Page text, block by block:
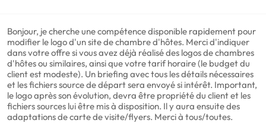
Bonjour, je cherche une compétence disponible rapidement pour
modifier le logo d'un site de chambre d'hôtes. Merci d'indiquer
dans votre offre si vous avez déjà réalisé des logos de chambres
d'hôtes ou similaires, ainsi que votre tarif horaire (le budget du
client est modeste). Un briefing avec tous les détails nécessaires
et les fichiers source de départ sera envoyé si intérêt. Important,
le logo après son évolution, devra être propriété du client et les
fichiers sources lui être mis à disposition. Il y aura ensuite des
adaptations de carte de visite/flyers. Merci à tous/toutes.